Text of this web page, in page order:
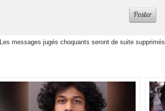
Les messages jugés choquants seront de suite supprimés